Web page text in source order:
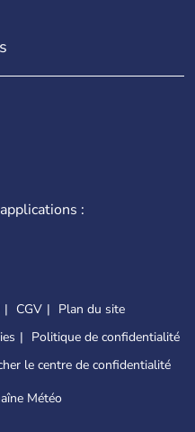
:
CGV
Plan du site
Politique de confidentialité
le centre de confidentialité
Météo